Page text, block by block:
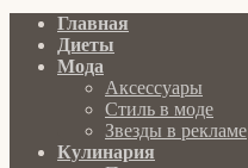
Главная
Диеты
Мода
Аксессуары
Стиль в моде
Звезды в рекламе
Кулинария